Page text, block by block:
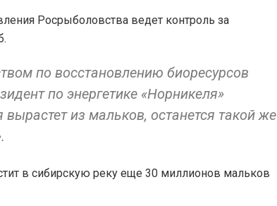
Росрыболовства ведет контроль за
по восстановлению биоресурсов
по энергетике «Норникеля»
из мальков, останется такой же
в сибирскую реку еще 30 миллионов мальков